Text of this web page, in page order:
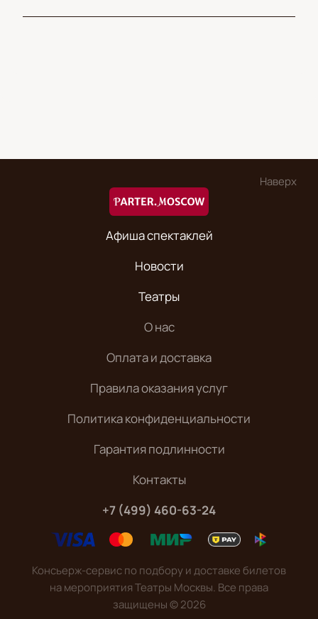
Наверх
Афиша спектаклей
Новости
Театры
О нас
Оплата и доставка
Правила оказания услуг
Политика конфиденциальности
Гарантия подлинности
Контакты
+7 (499) 460-63-24
Консьерж-сервис по подбору и доставке билетов
на мероприятия Театры Москвы. Все права
защищены©2026